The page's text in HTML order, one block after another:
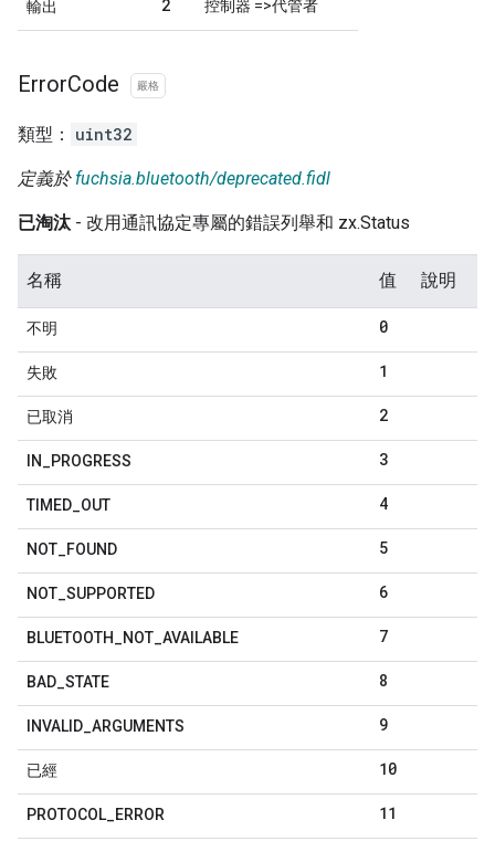
輸出 2 控制器 =>代管者
ErrorCode 嚴格
類型： uint32
定義於 fuchsia.bluetooth/deprecated.fidl
已淘汰 - 改用通訊協定專屬的錯誤列舉和 zx.Status
名稱 值 說明
不明 0
失敗 1
已取消 2
IN PROGRESS 3
TIMED OUT 4
NOT FOUND 5
NOT SUPPORTED 6
BLUETOOTH NOT AVAILABLE 7
BAD STATE 8
INVALID ARGUMENTS 9
已經 10
PROTOCOL ERROR 11